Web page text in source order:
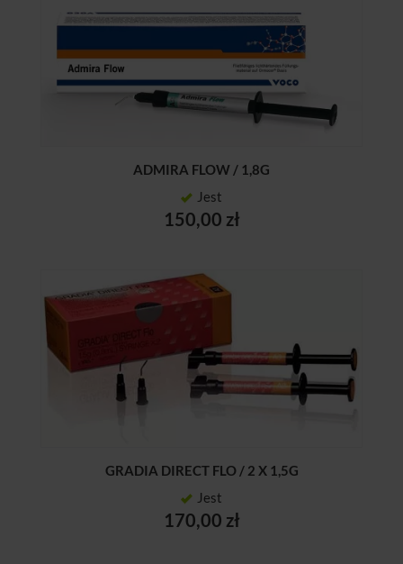
ADMIRA FLOW / 1,8G
Jest
150,00 zł
GRADIA DIRECT FLO / 2 X 1,5G
Jest
170,00 zł